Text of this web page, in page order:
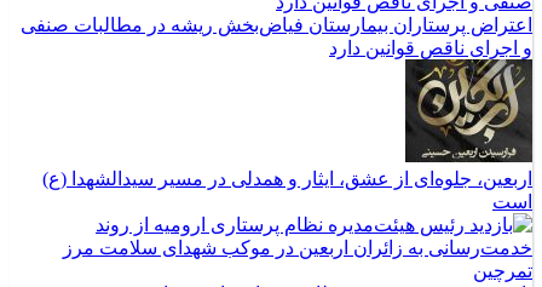
اعتراض پرستاران بیمارستان فیاض‌بخش ریشه در مطالبات صنفی
و اجرای ناقص قوانین دارد
اربعین، جلوه‌ای از عشق، ایثار و همدلی در مسیر سیدالشهدا (ع)
است